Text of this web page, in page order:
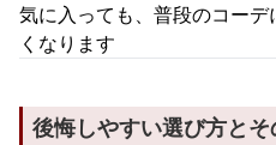
気に入っても、普段のコー
くなります
後悔しやすい選び方とそ